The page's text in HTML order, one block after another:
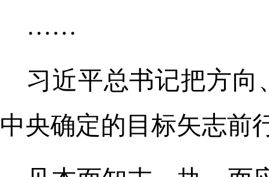
……
习近平总书记把方
中央确定的目标矢志前